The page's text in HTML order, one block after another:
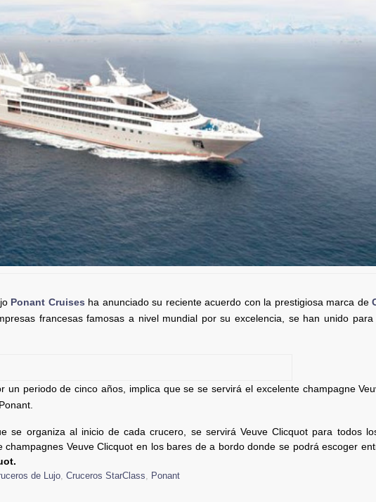
Ponant Cruises ha anunciado su reciente acuerdo con la prestigiosa marca de
francesas famosas a nivel mundial por su excelencia, se han unido para
un periodo de cinco años, implica que se se servirá el excelente champagne
se organiza al inicio de cada crucero, se servirá Veuve Clicquot para todos
Veuve Clicquot en los bares de a bordo donde se podrá escoger
de Lujo Cruceros StarClass Ponant